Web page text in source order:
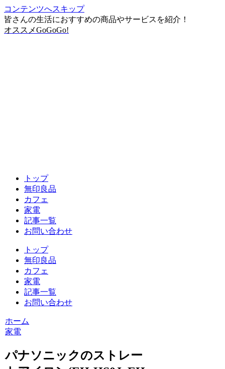
コンテンツへスキップ
皆さんの生活におすすめの商品やサービスを紹介！
オススメGoGoGo!
トップ
無印良品
カフェ
家電
記事一覧
お問い合わせ
トップ
無印良品
カフェ
家電
記事一覧
お問い合わせ
ホーム
家電
パナソニックのストレー